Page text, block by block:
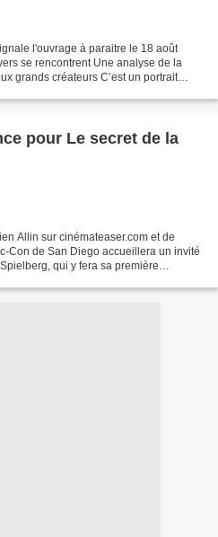
l'ouvrage à paraitre le 18 août
se rencontrent Une analyse de la
grands créateurs C’est un portrait
pour Le secret de la
Allin sur cinémateaser.com et de
Con de San Diego accueillera un invité
qui y fera sa première